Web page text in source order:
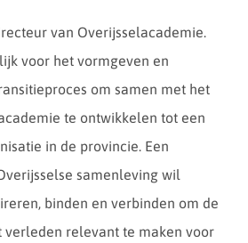
van Overijsselacademie.
voor het vormgeven en
om samen met het
te ontwikkelen tot een
in de provincie. Een
samenleving wil
binden en verbinden om de
verleden relevant te maken voor